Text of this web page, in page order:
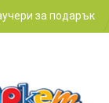
за подарък